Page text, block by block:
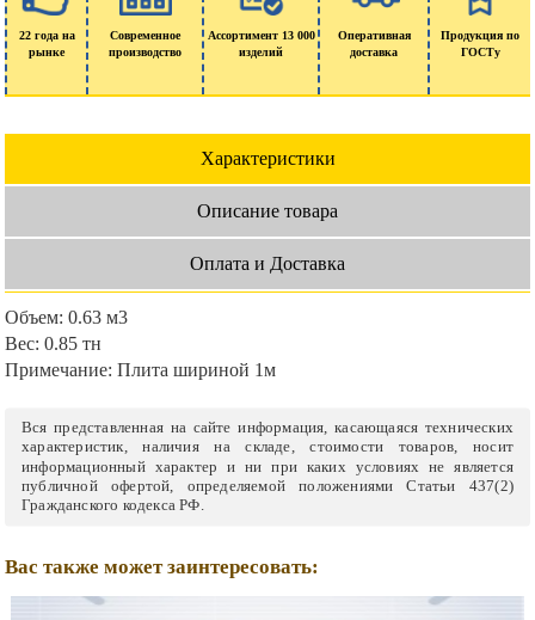
22 года на
рынке
Современное
производство
Ассортимент 13 000
изделий
Оперативная
доставка
Продукция по
ГОСТу
Характеристики
Описание товара
Оплата и Доставка
Объем: 0.63 м3
Вес: 0.85 тн
Примечание: Плита шириной 1м
Вся представленная на сайте информация, касающаяся технических
характеристик, наличия на складе, стоимости товаров, носит
информационный характер и ни при каких условиях не является
публичной офертой, определяемой положениями Статьи 437(2)
Гражданского кодекса РФ.
Вас также может заинтересовать: